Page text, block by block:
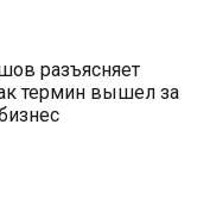
разъясняет
термин вышел за